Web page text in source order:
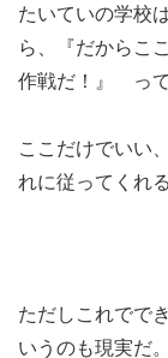
たいていの学校
ら、『だからこ
作戦だ！』 って
ここだけでいい
れに従ってくれ
ただしこれでで
いうのも現実だ。